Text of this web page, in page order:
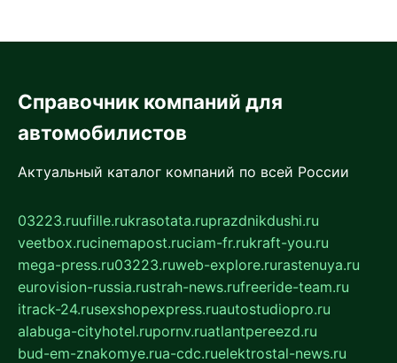
Справочник компаний для
автомобилистов
Актуальный каталог компаний по всей России
03223.ruufille.rukrasotata.ruprazdnikdushi.ru
veetbox.rucinemapost.ruciam-fr.rukraft-you.ru
mega-press.ru03223.ruweb-explore.rurastenuya.ru
eurovision-russia.rustrah-news.rufreeride-team.ru
itrack-24.rusexshopexpress.ruautostudiopro.ru
alabuga-cityhotel.rupornv.ruatlantpereezd.ru
bud-em-znakomye.rua-cdc.ruelektrostal-news.ru